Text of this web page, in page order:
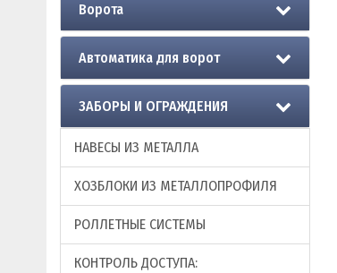
Ворота
Автоматика для ворот
ЗАБОРЫ И ОГРАЖДЕНИЯ
НАВЕСЫ ИЗ МЕТАЛЛА
ХОЗБЛОКИ ИЗ МЕТАЛЛОПРОФИЛЯ
РОЛЛЕТНЫЕ СИСТЕМЫ
КОНТРОЛЬ ДОСТУПА: